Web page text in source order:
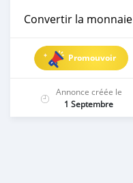
Convertir la monnaie
Promouvoir
Annonce créée le
1 Septembre